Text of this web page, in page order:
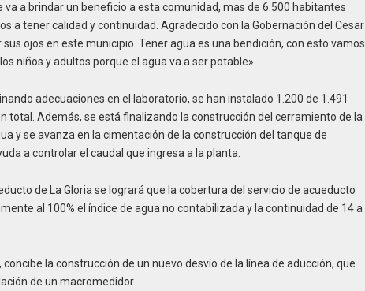
va a brindar un beneficio a esta comunidad, mas de 6.500 habitantes
a tener calidad y continuidad. Agradecido con la Gobernación del Cesar
ojos en este municipio. Tener agua es una bendición, con esto vamos
niños y adultos porque el agua va a ser potable».
adecuaciones en el laboratorio, se han instalado 1.200 de 1.491
total. Además, se está finalizando la construcción del cerramiento de la
y se avanza en la cimentación de la construcción del tanque de
a controlar el caudal que ingresa a la planta.
de La Gloria se logrará que la cobertura del servicio de acueducto
al 100% el índice de agua no contabilizada y la continuidad de 14 a
la construcción de un nuevo desvío de la línea de aducción, que
de un macromedidor.